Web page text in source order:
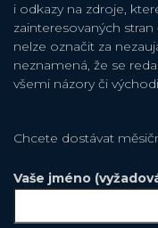
i odkazy na zdroje,
zainteresovaných
nelze označit za
neznamená, že se
všemi názory či
Chcete dostávat
Vaše jméno